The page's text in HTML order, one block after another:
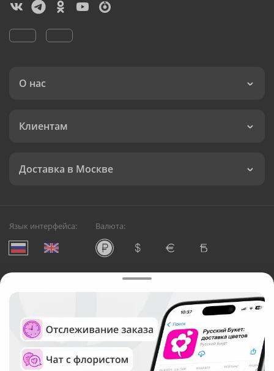
О нас
Клиентам
Доставка в Москве
Язык интерфейса: Валюта:
Служба круглосуточной доставки цветов в Москве
Русский Букет, 2026
Общество с ограниченной ответственностью «Технология»
ОГРН: 1195476081745, ИНН: 5410081997
Юридический адрес: г. Новосибирск, ул. Ипподромская,
д.42, оф. 3